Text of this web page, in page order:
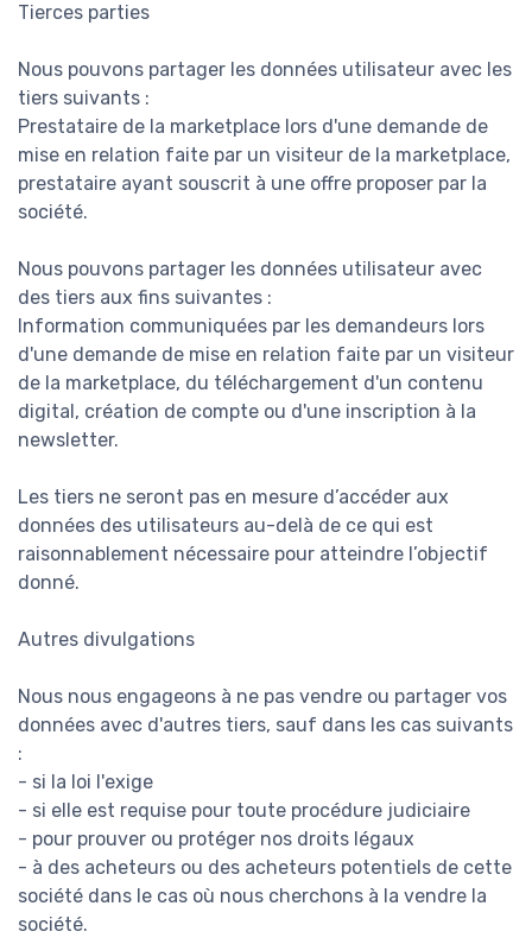
Tierces parties
Nous pouvons partager les données utilisateur avec les
tiers suivants :
Prestataire de la marketplace lors d'une demande de
mise en relation faite par un visiteur de la marketplace,
prestataire ayant souscrit à une offre proposer par la
société.
Nous pouvons partager les données utilisateur avec
des tiers aux fins suivantes :
Information communiquées par les demandeurs lors
d'une demande de mise en relation faite par un visiteur
de la marketplace, du téléchargement d'un contenu
digital, création de compte ou d'une inscription à la
newsletter.
Les tiers ne seront pas en mesure d’accéder aux
données des utilisateurs au-delà de ce qui est
raisonnablement nécessaire pour atteindre l’objectif
donné.
Autres divulgations
Nous nous engageons à ne pas vendre ou partager vos
données avec d'autres tiers, sauf dans les cas suivants
:
- si la loi l'exige
- si elle est requise pour toute procédure judiciaire
- pour prouver ou protéger nos droits légaux
- à des acheteurs ou des acheteurs potentiels de cette
société dans le cas où nous cherchons à la vendre la
société.